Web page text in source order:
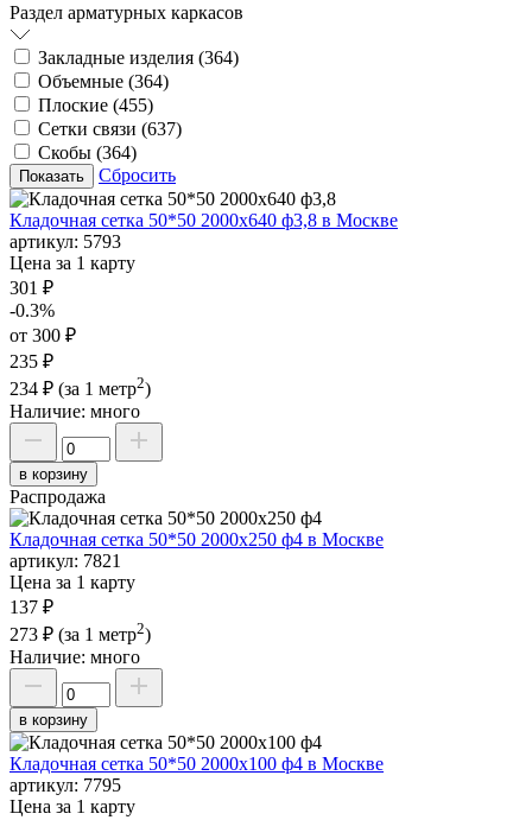
Раздел арматурных каркасов
Закладные изделия (364)
Объемные (364)
Плоские (455)
Сетки связи (637)
Скобы (364)
Сбросить
Кладочная сетка 50*50 2000х640 ф3,8 в Москве
артикул: 5793
Цена за 1 карту
301 ₽
-0.3%
от 300 ₽
235 ₽
234 ₽ (за 1 метр2)
Наличие: много
в корзину
Распродажа
Кладочная сетка 50*50 2000х250 ф4 в Москве
артикул: 7821
Цена за 1 карту
137 ₽
273 ₽ (за 1 метр2)
Наличие: много
в корзину
Кладочная сетка 50*50 2000х100 ф4 в Москве
артикул: 7795
Цена за 1 карту